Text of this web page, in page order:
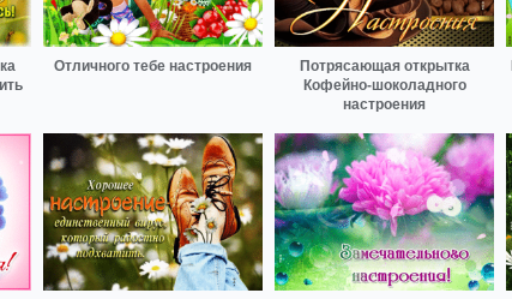
Отличного тебе настроения
Потрясающая открытка
Кофейно-шоколадного
настроения